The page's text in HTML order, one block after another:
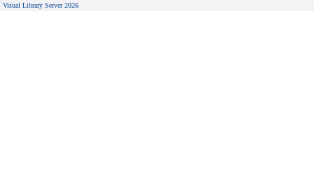
Visual Library Server 2026